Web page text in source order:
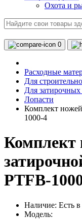
Охота и
0
Расходные
Для
Для
Лопасти
Комплект
1000-4
Комплект
PTFB-
Наличие: Есть
Модель: